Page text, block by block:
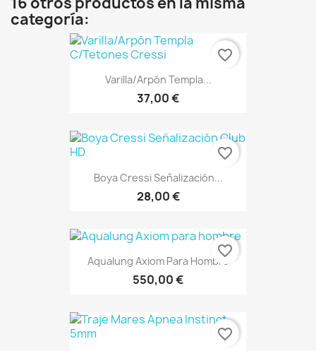
categoría:
Varilla/Arpón Templa...
37,00 €
favorite_border
Boya Cressi Señalización...
28,00 €
favorite_border
Aqualung Axiom Para Hombre
550,00 €
favorite_border
favorite_border